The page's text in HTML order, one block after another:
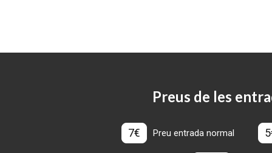
Preus de les
7€ Preu entrada normal